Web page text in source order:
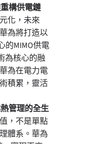
構供電鏈
化，未來
為將打造以
的MIMO供電
為核心的融
為在電力電
積累，靈活
管理的全生
，不是單點
體系。華為